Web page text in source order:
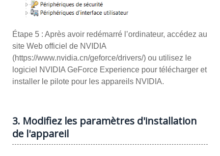
Étape 5 : Après avoir redémarré l’ordinateur, accédez au
site Web officiel de NVIDIA
(https://www.nvidia.cn/geforce/drivers/) ou utilisez le
logiciel NVIDIA GeForce Experience pour télécharger et
installer le pilote pour les appareils NVIDIA.
3. Modifiez les paramètres d'installation
de l'appareil